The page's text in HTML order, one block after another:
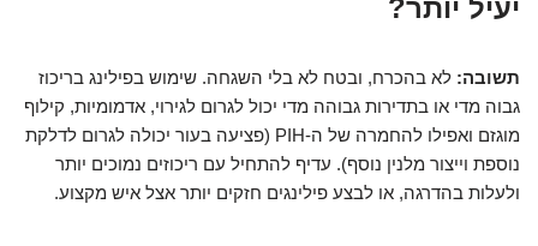
יעיל יותר?
תשובה: לא בהכרח, ובטח לא בלי השגחה. שימוש בפילינג בריכוז
גבוה מדי או בתדירות גבוהה מדי יכול לגרום לגירוי, אדמומיות, קילוף
מוגזם ואפילו להחמרה של ה-PIH (פציעה בעור יכולה לגרום לדלקת
נוספת וייצור מלנין נוסף). עדיף להתחיל עם ריכוזים נמוכים יותר
ולעלות בהדרגה, או לבצע פילינגים חזקים יותר אצל איש מקצוע.